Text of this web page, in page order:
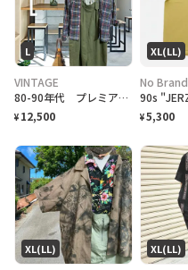
L
VINTAGE
80-90年代 プレミア ヴィンテージ 65/35 TROYBROS シャツ
¥ 12,500
XL(LL)
No Brand
¥5,300
XL(LL) XL(LL)